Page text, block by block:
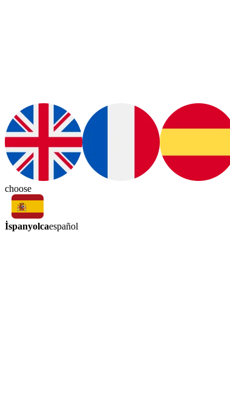
choose
İspanyolcaespañol